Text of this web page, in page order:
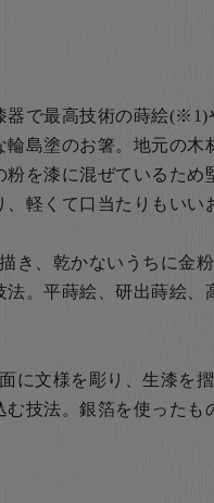
器で最高技術の蒔絵
輪島塗のお箸。地元の木
を漆に混ぜているため
軽くて口当たりもいい
、乾かないうちに金
。平蒔絵、研出蒔絵、
文様を彫り、生漆を摺
技法。銀箔を使ったも